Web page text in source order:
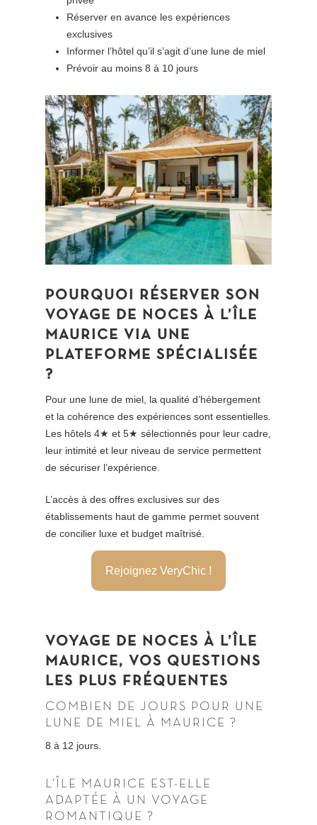
Réserver en avance les expériences
exclusives
Informer l’hôtel qu’il s’agit d’une lune de miel
Prévoir au moins 8 à 10 jours
POURQUOI RÉSERVER SON
VOYAGE DE NOCES À L’ÎLE
MAURICE VIA UNE
PLATEFORME SPÉCIALISÉE
?
Pour une lune de miel, la qualité d’hébergement
et la cohérence des expériences sont essentielles.
Les hôtels 4★ et 5★ sélectionnés pour leur cadre,
leur intimité et leur niveau de service permettent
de sécuriser l’expérience.
L’accès à des offres exclusives sur des
établissements haut de gamme permet souvent
de concilier luxe et budget maîtrisé.
Rejoignez VeryChic !
VOYAGE DE NOCES À L’ÎLE
MAURICE, VOS QUESTIONS
LES PLUS FRÉQUENTES
COMBIEN DE JOURS POUR UNE
LUNE DE MIEL À MAURICE ?
8 à 12 jours.
L’ÎLE MAURICE EST-ELLE
ADAPTÉE À UN VOYAGE
ROMANTIQUE ?